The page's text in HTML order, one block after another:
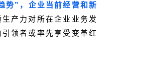
势”，企业当前经营和新
产力对所在企业业务发
领者或率先享受变革红